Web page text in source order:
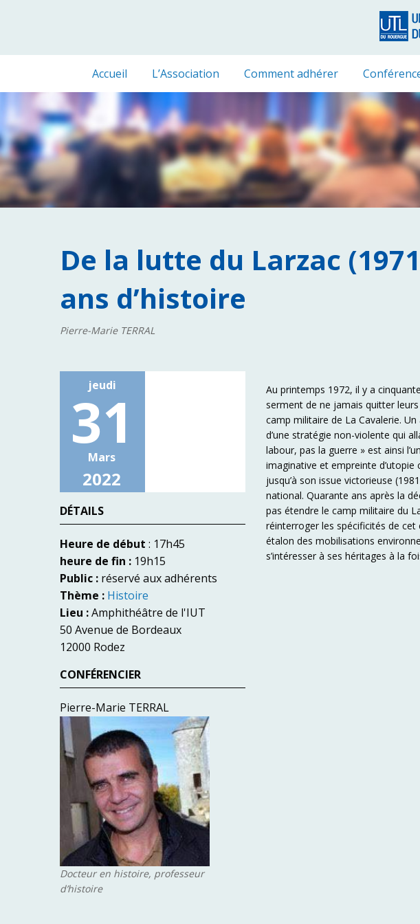
Accueil L’Association Comment adhérer
De la lutte du Larzac
ans d’histoire
Pierre-Marie TERRAL
jeudi
31
Mars
2022
DÉTAILS
Heure de début : 17h45
heure de fin : 19h15
Public : réservé aux adhérents
Thème : Histoire
Lieu :Amphithéâtre de l'IUT
50 Avenue de Bordeaux
12000 Rodez
CONFÉRENCIER
Pierre-Marie TERRAL
Docteur en histoire, professeur
d’histoire
Au printemps 1972, il y a
serment de ne jamais quitter
camp militaire de La Cavalerie.
d’une stratégie non-violente qui
labour, pas la guerre » est ainsi
imaginative et empreinte
jusqu’à son issue victorieuse
national. Quarante ans après la
pas étendre le camp militaire du
réinterroger les spécificités de
étalon des mobilisations
s’intéresser à ses héritages à la